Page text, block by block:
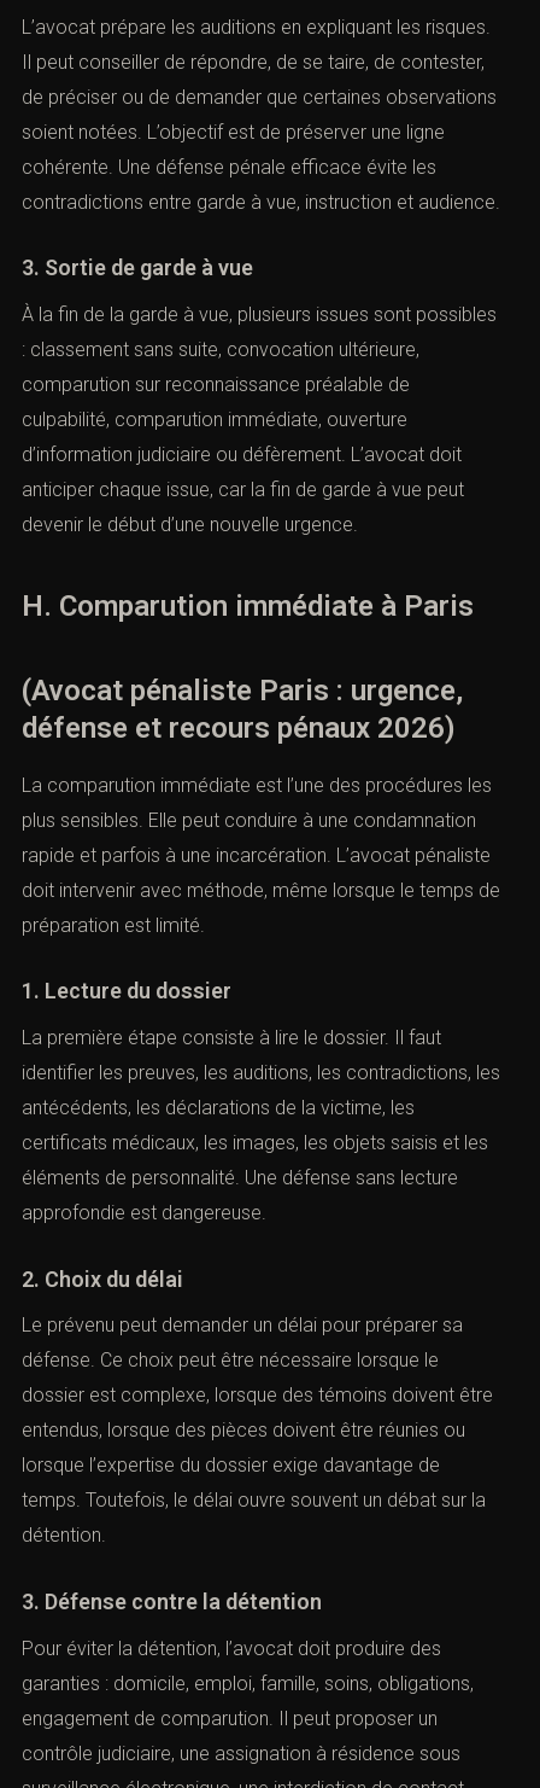
L’avocat prépare les auditions en expliquant les risques.
Il peut conseiller de répondre, de se taire, de contester,
de préciser ou de demander que certaines observations
soient notées. L’objectif est de préserver une ligne
cohérente. Une défense pénale efficace évite les
contradictions entre garde à vue, instruction et audience.
3. Sortie de garde à vue
À la fin de la garde à vue, plusieurs issues sont possibles
: classement sans suite, convocation ultérieure,
comparution sur reconnaissance préalable de
culpabilité, comparution immédiate, ouverture
d’information judiciaire ou défèrement. L’avocat doit
anticiper chaque issue, car la fin de garde à vue peut
devenir le début d’une nouvelle urgence.
H. Comparution immédiate à Paris
(Avocat pénaliste Paris : urgence,
défense et recours pénaux 2026)
La comparution immédiate est l’une des procédures les
plus sensibles. Elle peut conduire à une condamnation
rapide et parfois à une incarcération. L’avocat pénaliste
doit intervenir avec méthode, même lorsque le temps de
préparation est limité.
1. Lecture du dossier
La première étape consiste à lire le dossier. Il faut
identifier les preuves, les auditions, les contradictions, les
antécédents, les déclarations de la victime, les
certificats médicaux, les images, les objets saisis et les
éléments de personnalité. Une défense sans lecture
approfondie est dangereuse.
2. Choix du délai
Le prévenu peut demander un délai pour préparer sa
défense. Ce choix peut être nécessaire lorsque le
dossier est complexe, lorsque des témoins doivent être
entendus, lorsque des pièces doivent être réunies ou
lorsque l’expertise du dossier exige davantage de
temps. Toutefois, le délai ouvre souvent un débat sur la
détention.
3. Défense contre la détention
Pour éviter la détention, l’avocat doit produire des
garanties : domicile, emploi, famille, soins, obligations,
engagement de comparution. Il peut proposer un
contrôle judiciaire, une assignation à résidence sous